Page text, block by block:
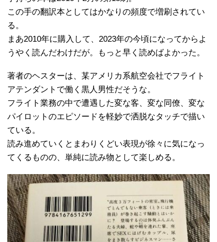
この手の翻訳本としてはかなりの頻度で増刷されてい
る。
まあ2010年に購入して、2023年の今頃になってからよ
うやく読んだわけだが。もっと早く読めばよかった。
著者のヘスターは、某アメリカ系航空会社でフライト
アテンダントで働く黒人男性だそうな。
フライト業務の中で遭遇した変な客、変な同僚、変な
パイロットのエピソードを軽妙で洒脱なタッチで描い
ている。
読み進めていくとまわりくどい表現が徐々に気になっ
てくるものの、単純に読み物として楽しめる。